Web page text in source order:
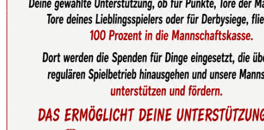
Leifken-Brüder geben bei